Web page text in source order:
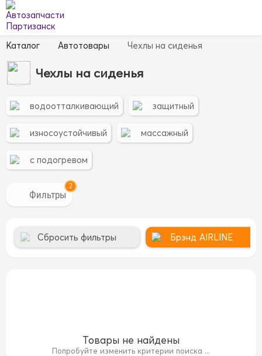
Каталог Автотовары Чехлы на сиденья
Чехлы на сиденья
водоотталкивающий защитный
износоустойчивый массажный
с подогревом
2
Сбросить фильтры Брэнд AIRLINE
Товары не найдены
Попробуйте изменить критерии поиска ...